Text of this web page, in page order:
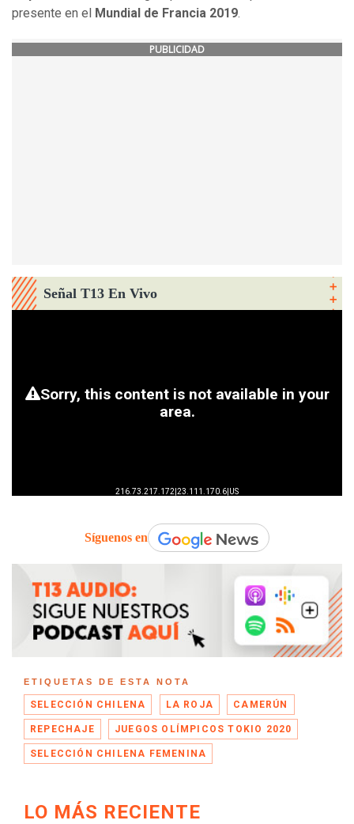
presente en el Mundial de Francia 2019
PUBLICIDAD
Señal T13 En Vivo
Síguenos en
ETIQUETAS DE ESTA NOTA
SELECCIÓN CHILENA LA ROJA CAMERÚN
REPECHAJE JUEGOS OLÍMPICOS TOKIO 2020
SELECCIÓN CHILENA FEMENINA
LO MÁS RECIENTE